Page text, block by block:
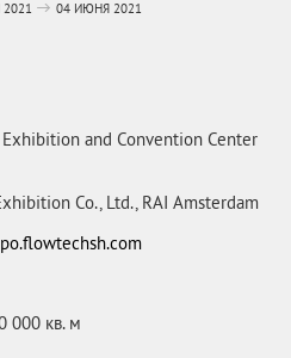
04 ИЮНЯ 2021
and Convention Center
Co., Ltd., RAI Amsterdam
000 кв. м